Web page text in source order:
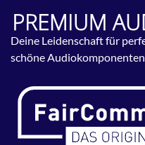
Deine Leidenschaft für
schöne